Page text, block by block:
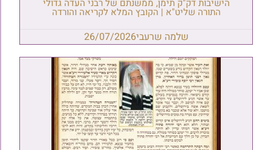
הישיבות דק"ק תימן, ממשנתם של רבני העדה גדולי
התורה שליט"א | הקובץ המלא לקריאה והורדה
שלמה שרעבי26/07/2026